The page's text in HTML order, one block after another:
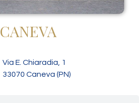
CANEVA
Via E. Chiaradia, 1
33070 Caneva (PN)